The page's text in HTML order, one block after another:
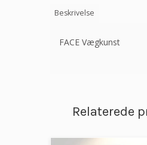
Beskrivelse
FACE Vægkunst
Relaterede